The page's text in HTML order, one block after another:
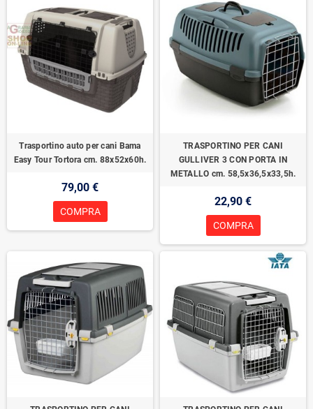
Trasportino auto per cani Bama
Easy Tour Tortora cm. 88x52x60h.
79,00 €
COMPRA
TRASPORTINO PER CANI
GULLIVER 3 CON PORTA IN
METALLO cm. 58,5x36,5x33,5h.
22,90 €
COMPRA